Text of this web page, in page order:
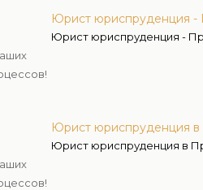
Юрист юриспруденция -
Юрист юриспруденция -
Юрист юриспруденция
Юрист юриспруденция в